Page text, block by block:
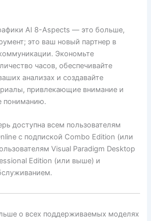
AI 8-Aspects — это больше,
это ваш новый партнер в
Экономьте
часов, обеспечивайте
анализах и создавайте
привлекающие внимание и
пониманию.
доступна всем пользователям
с подпиской Combo Edition (или
Visual Paradigm Desktop
Edition (или выше) и
о всех поддерживаемых моделях